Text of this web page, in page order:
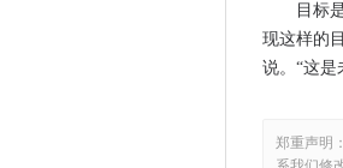
目标
现这样的
说。“这是
郑重声明